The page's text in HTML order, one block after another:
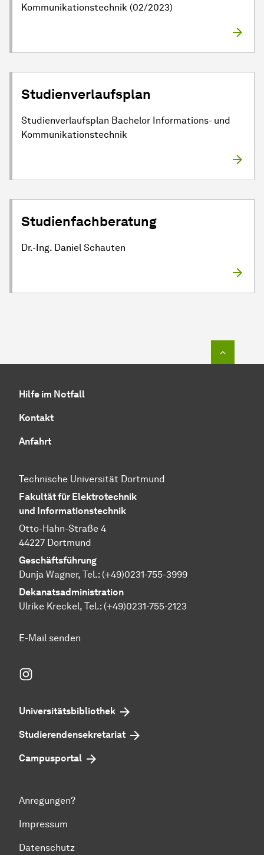
Kommunikationstechnik (02/2023)
Studienverlaufsplan
Studienverlaufsplan Bachelor Informations- und
Kommunikationstechnik
Studienfachberatung
Dr.-Ing. Daniel Schauten
Hilfe im Notfall
Kontakt
Anfahrt
Technische Universität Dortmund
Fakultät für Elektrotechnik
und Informationstechnik
Otto-Hahn-Straße 4
44227 Dortmund
Geschäftsführung
Dunja Wagner, Tel.: (+49)0231-755-3999
Dekanatsadministration
Ulrike Kreckel, Tel.: (+49)0231-755-2123
E-Mail senden
Universitätsbibliothek
Studierendensekretariat
Campusportal
Anregungen?
Impressum
Datenschutz